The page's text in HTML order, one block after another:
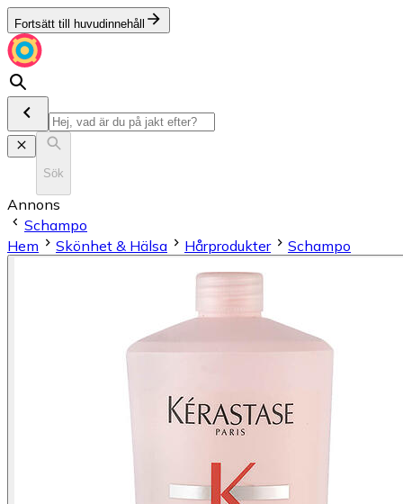
Fortsätt till huvudinnehåll
Sök
Annons
Schampo
Hem
Skönhet & Hälsa Hårprodukter Schampo